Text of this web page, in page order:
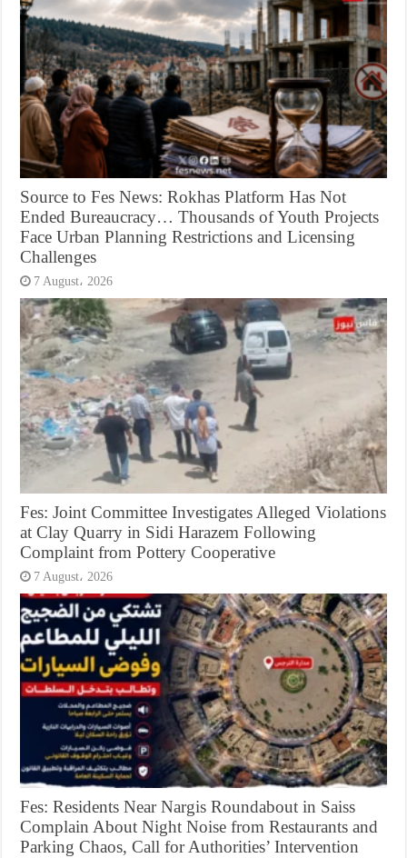
Source to Fes News: Rokhas Platform Has Not
Ended Bureaucracy… Thousands of Youth Projects
Face Urban Planning Restrictions and Licensing
Challenges
7 August، 2026
Fes: Joint Committee Investigates Alleged Violations
at Clay Quarry in Sidi Harazem Following
Complaint from Pottery Cooperative
7 August، 2026
Fes: Residents Near Nargis Roundabout in Saiss
Complain About Night Noise from Restaurants and
Parking Chaos, Call for Authorities’ Intervention